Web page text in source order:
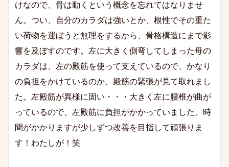
けなので、骨は動くという概念を忘れてはなりませ
ん。つい、自分のカラダは強いとか、根性でその重た
い荷物を運ぼうと無理をするから、骨格構造にまで影
響を及ぼすのです。左に大きく側弯してしまった母の
カラダは、左の殿筋を使って支えているので、かなり
の負担をかけているのか、殿筋の緊張が見て取れまし
た。左殿筋が異様に固い・・・大きく左に腰椎が曲が
っているので、左殿筋に負担がかかっていました。時
間がかかりますが少しずつ改善を目指して頑張りま
す！わたしが！笑